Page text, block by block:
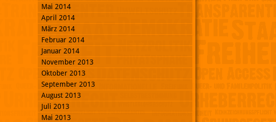
Mai 2014
April 2014
März 2014
Februar 2014
Januar 2014
November 2013
Oktober 2013
September 2013
August 2013
Juli 2013
Mai 2013